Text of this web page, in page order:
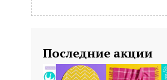
Последние акции